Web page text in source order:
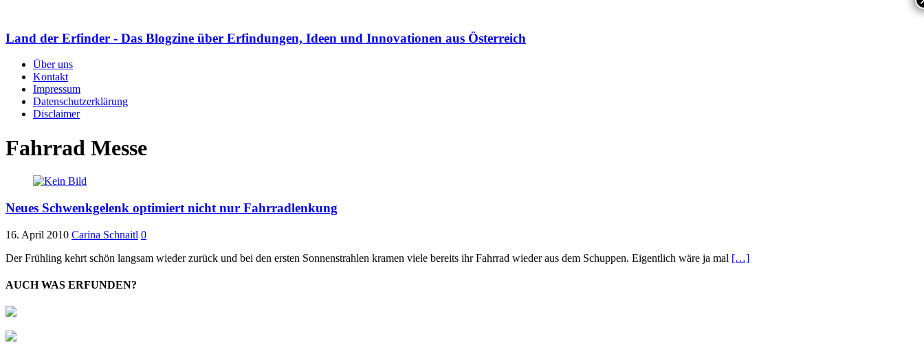
Land der Erfinder - Das Blogzine über Erfindungen, Ideen und Innovationen aus Österreich
Über uns
Kontakt
Impressum
Datenschutzerklärung
Disclaimer
Fahrrad Messe
Neues Schwenkgelenk optimiert nicht nur Fahrradlenkung
16. April 2010 Carina Schnaitl 0
Der Frühling kehrt schön langsam wieder zurück und bei den ersten Sonnenstrahlen kramen viele bereits ihr Fahrrad wieder aus dem Schuppen. Eigentlich wäre ja mal […]
AUCH WAS ERFUNDEN?